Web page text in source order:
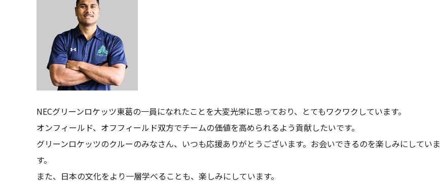
NECグリーンロケッツ東葛の一員になれたことを大変光栄に思っており、とてもワクワクしています。
オンフィールド、オフフィールド双方でチームの価値を高められるよう貢献したいです。
グリーンロケッツのクルーのみなさん、いつも応援ありがとうございます。お会いできるのを楽しみにしていま
す。
また、日本の文化をより一層学べることも、楽しみにしています。